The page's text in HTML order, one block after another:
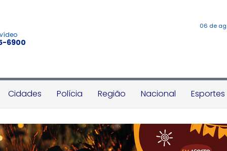
6900
06 de
Cidades Polícia Região Nacional Esportes